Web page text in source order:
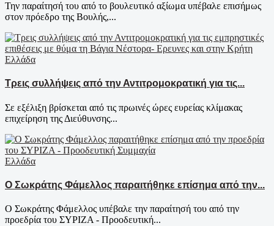
Την παραίτησή του από το βουλευτικό αξίωμα υπέβαλε επισήμως
στον πρόεδρο της Βουλής,...
Ελλάδα
Τρεις συλλήψεις από την Αντιτρομοκρατική για τις...
Σε εξέλιξη βρίσκεται από τις πρωινές ώρες ευρείας κλίμακας
επιχείρηση της Διεύθυνσης...
Ελλάδα
Ο Σωκράτης Φάμελλος παραιτήθηκε επίσημα από την...
Ο Σωκράτης Φάμελλος υπέβαλε την παραίτησή του από την
προεδρία του ΣΥΡΙΖΑ - Προοδευτική...